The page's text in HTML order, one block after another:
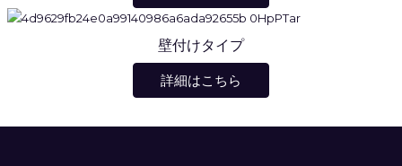
壁付けタイプ
詳細はこちら